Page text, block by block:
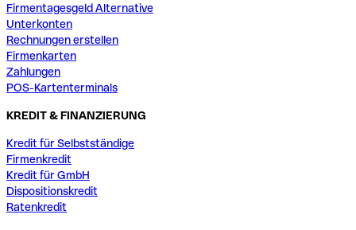
Firmentagesgeld Alternative
Unterkonten
Rechnungen erstellen
Firmenkarten
Zahlungen
POS-Kartenterminals
KREDIT & FINANZIERUNG
Kredit für Selbstständige
Firmenkredit
Kredit für GmbH
Dispositionskredit
Ratenkredit